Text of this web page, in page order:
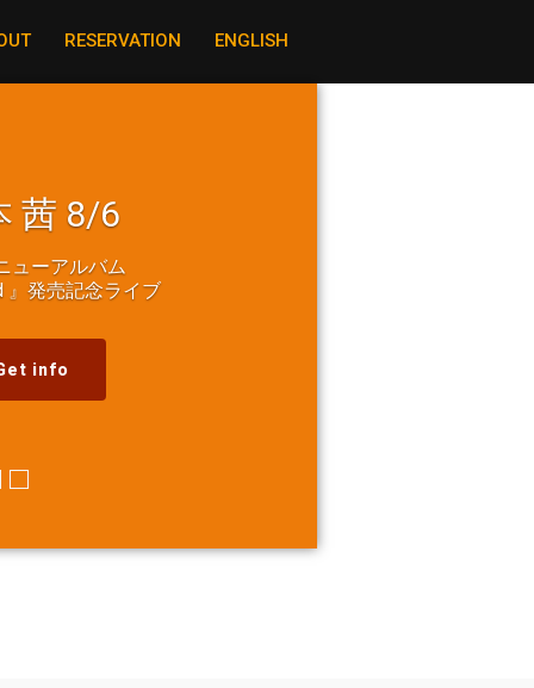
RESERVATION ENGLISH
茜 8/6
ューアルバム
』発売記念ライブ
info